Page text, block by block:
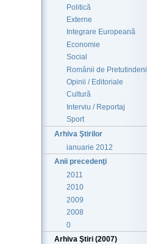
Politică
Externe
Integrare Europeană
Economie
Social
Românii de Pretutindeni
Opinii / Editoriale
Cultură
Interviu / Reportaj
Sport
Arhiva Ştirilor
ianuarie 2012
Anii precedenţi
2011
2010
2009
2008
0
Arhiva Ştiri (2007)